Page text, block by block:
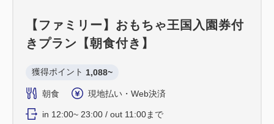
【ファミリー】おもちゃ王国入園券付
きプラン【朝食付き】
獲得ポイント 1,088~
朝食 現地払い・Web決済
in 12:00~ 23:00 / out 11:00まで